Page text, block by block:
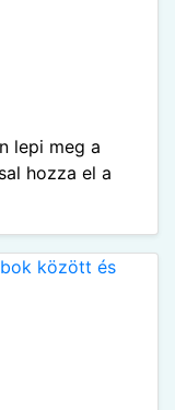
lepi meg a
hozza el a